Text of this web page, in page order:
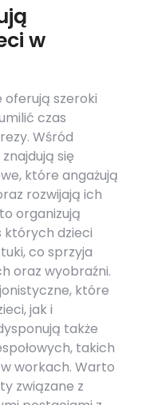
w
oferują szeroki
czas
Wśród
się
które angażują
rozwijają ich
organizują
dzieci
co sprzyja
oraz wyobraźni.
które
jak i
także
takich
workach. Warto
związane z